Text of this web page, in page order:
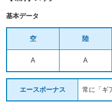
基本データ
空 陸
A A
エースボーナス 常に「ギ